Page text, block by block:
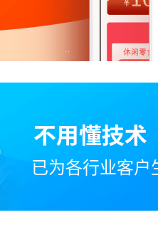
已为各行业客户